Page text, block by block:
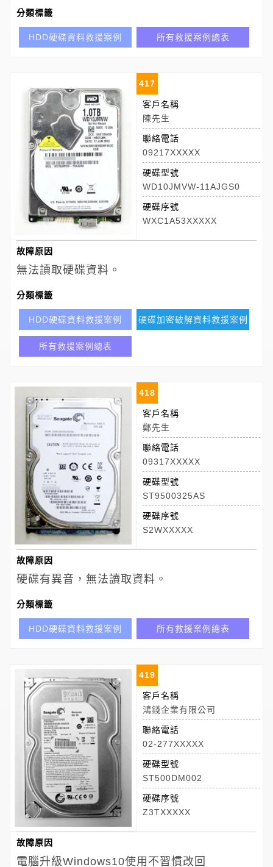
分類標籤
HDD硬碟資料救援案例 所有救援案例總表
417
客戶名稱
陳先生
聯絡電話
09217XXXXX
硬碟型號
WD10JMVW-11AJGS0
硬碟序號
WXC1A53XXXXX
故障原因
無法讀取硬碟資料。
分類標籤
HDD硬碟資料救援案例 硬碟加密破解資料救援案例
所有救援案例總表
418
客戶名稱
鄭先生
聯絡電話
09317XXXXX
硬碟型號
ST9500325AS
硬碟序號
S2WXXXXX
故障原因
硬碟有異音，無法讀取資料。
分類標籤
HDD硬碟資料救援案例 所有救援案例總表
419
客戶名稱
鴻錢企業有限公司
聯絡電話
02-277XXXXX
硬碟型號
ST500DM002
硬碟序號
Z3TXXXXX
故障原因
電腦升級Windows10使用不習慣改回